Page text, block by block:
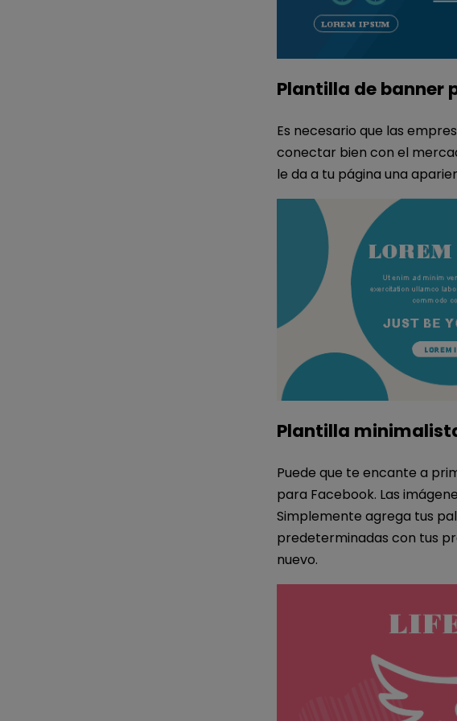
Plantilla de banner
Es necesario que las
conectar bien con el
le da a tu página una
Plantilla
Puede que te encante a
para Facebook. Las
Simplemente agrega tus
predeterminadas con tus
nuevo.